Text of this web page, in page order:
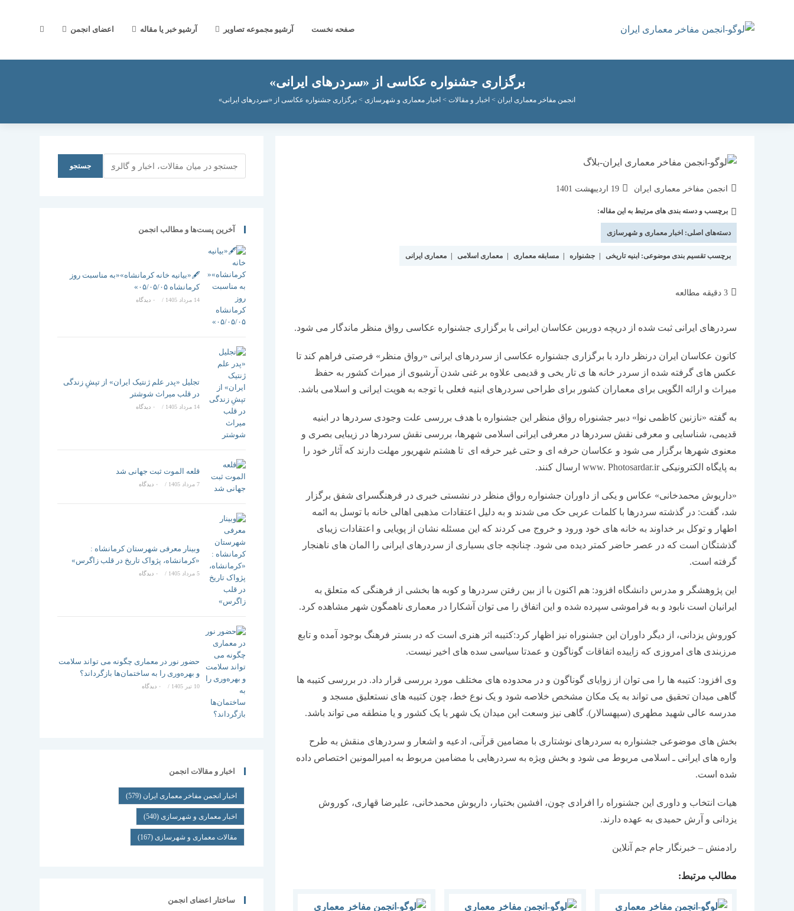
صفحه نخست آرشیو مجموعه تصاویر آرشیو خبر یا مقاله اعضای انجمن جستجوی
برگزاری جشنواره عکاسی از «سردرهای ایرانی»
انجمن مفاخر معماری ایران > اخبار و مقالات > اخبار معماری و شهرسازی > برگزاری جشنواره عکاسی از «سردرهای ایرانی»
نویسندهٔ
انجمن مفاخر معماری ایران
نوشته
شده
است:
19 اردیبهشت 1401
دسته‌
نوشته:
برچسب و دسته بندی های مرتبط به این مقاله:
دسته‌های اصلی: اخبار معماری و شهرسازی
برچسب تقسیم بندی موضوعی: ابنیه تاریخی جشنواره مسابقه معماری معماری اسلامی معماری ایرانی
زمان
3 دقیقه مطالعه
سردرهای ایرانی ثبت شده از دریچه دوربین عکاسان ایرانی با برگزاری جشنواره عکاسی رواق منظر ماندگار می شود.
کانون عکاسان ایران درنظر دارد با برگزاری جشنواره عکاسی از سردرهای ایرانی «رواق منظر» فرصتی فراهم کند تا
عکس های گرفته شده از سردر خانه ها ی تار یخی و قدیمی علاوه بر غنی شدن آرشیوی از میراث کشور به حفظ
میراث و ارائه الگویی برای معماران کشور برای طراحی سردرهای ابنیه فعلی با توجه به هویت ایرانی و اسلامی باشد.
به گفته «نازنین کاظمی نوا» دبیر جشنوراه رواق منظر این جشنواره با هدف بررسی علت وجودی سردرها در ابنیه
قدیمی، شناسایی و معرفی نقش سردرها در معرفی ایرانی اسلامی شهرها، بررسی نقش سردرها در زیبایی بصری و
معنوی شهرها برگزار می شود و عکاسان حرفه ای و حتی غیر حرفه ای تا هشتم شهریور مهلت دارند که آثار خود را
به پایگاه الکترونیکی www. Photosardar.ir ارسال کنند.
«داریوش محمدخانی» عکاس و یکی از داوران جشنواره رواق منظر در نشستی خبری در فرهنگسرای شفق برگزار
شد، گفت: در گذشته سردرها با کلمات عربی حک می شدند و به دلیل اعتقادات مذهبی اهالی خانه با توسل به ائمه
اطهار و توکل بر خداوند به خانه های خود ورود و خروج می کردند که این مسئله نشان از پویایی و اعتقادات زیبای
گذشتگان است که در عصر حاضر کمتر دیده می شود. چنانچه جای بسیاری از سردرهای ایرانی را المان های ناهنجار
گرفته است.
این پژوهشگر و مدرس دانشگاه افزود: هم اکنون با از بین رفتن سردرها و کوبه ها بخشی از فرهنگی که متعلق به
ایرانیان است نابود و به فراموشی سپرده شده و این اتفاق را می توان آشکارا در معماری ناهمگون شهر مشاهده کرد.
کوروش یزدانی، از دیگر داوران این جشنوراه نیز اظهار کرد:کتیبه اثر هنری است که در بستر فرهنگ بوجود آمده و تابع
مرزبندی های امروزی که زاییده اتفاقات گوناگون و عمدتا سیاسی سده های اخیر نیست.
وی افزود: کتیبه ها را می توان از زوایای گوناگون و در محدوده های مختلف مورد بررسی قرار داد. در بررسی کتیبه ها
گاهی میدان تحقیق می تواند به یک مکان مشخص خلاصه شود و یک نوع خط، چون کتیبه های نستعلیق مسجد و
مدرسه عالی شهید مطهری (سپهسالار). گاهی نیز وسعت این میدان یک شهر یا یک کشور و یا منطقه می تواند باشد.
بخش های موضوعی جشنواره به سردرهای نوشتاری با مضامین قرآنی، ادعیه و اشعار و سردرهای منقش به طرح
واره های ایرانی ـ اسلامی مربوط می شود و بخش ویژه به سردرهایی با مضامین مربوط به امیرالمونین اختصاص داده
شده است.
هیات انتخاب و داوری این جشنوراه را افرادی چون، افشین بختیار، داریوش محمدخانی، علیرضا قهاری، کوروش
یزدانی و آرش حمیدی به عهده دارند.
رادمنش – خبرنگار جام جم آنلاین
مطالب مرتبط:
جستجو
آخرین پست‌ها و مطالب انجمن
🖋️«بیانیه خانه کرمانشاه»«به مناسبت روز
کرمانشاه ۰۵/۰۵/۰۵»
14 مرداد 1405 / ۰ دیدگاه
تجلیل «پدر علم ژنتیک ایران» از تپشِ زندگی
در قلب میراث شوشتر
14 مرداد 1405 / ۰ دیدگاه
قلعه الموت ثبت جهانی شد
7 مرداد 1405 / ۰ دیدگاه
وبینار معرفی شهرستان کرمانشاه :
«کرمانشاه، پژواک تاریخ در قلب زاگرس»
5 مرداد 1405 / ۰ دیدگاه
حضور نور در معماری چگونه می تواند سلامت
و بهره‌وری را به ساختمان‌ها بازگرداند؟
10 تیر 1405 / ۰ دیدگاه
اخبار و مقالات انجمن
اخبار انجمن مفاخر معماری ایران (579)
اخبار معماری و شهرسازی(540)
مقالات معماری و شهرسازی(167)
ساختار اعضای انجمن